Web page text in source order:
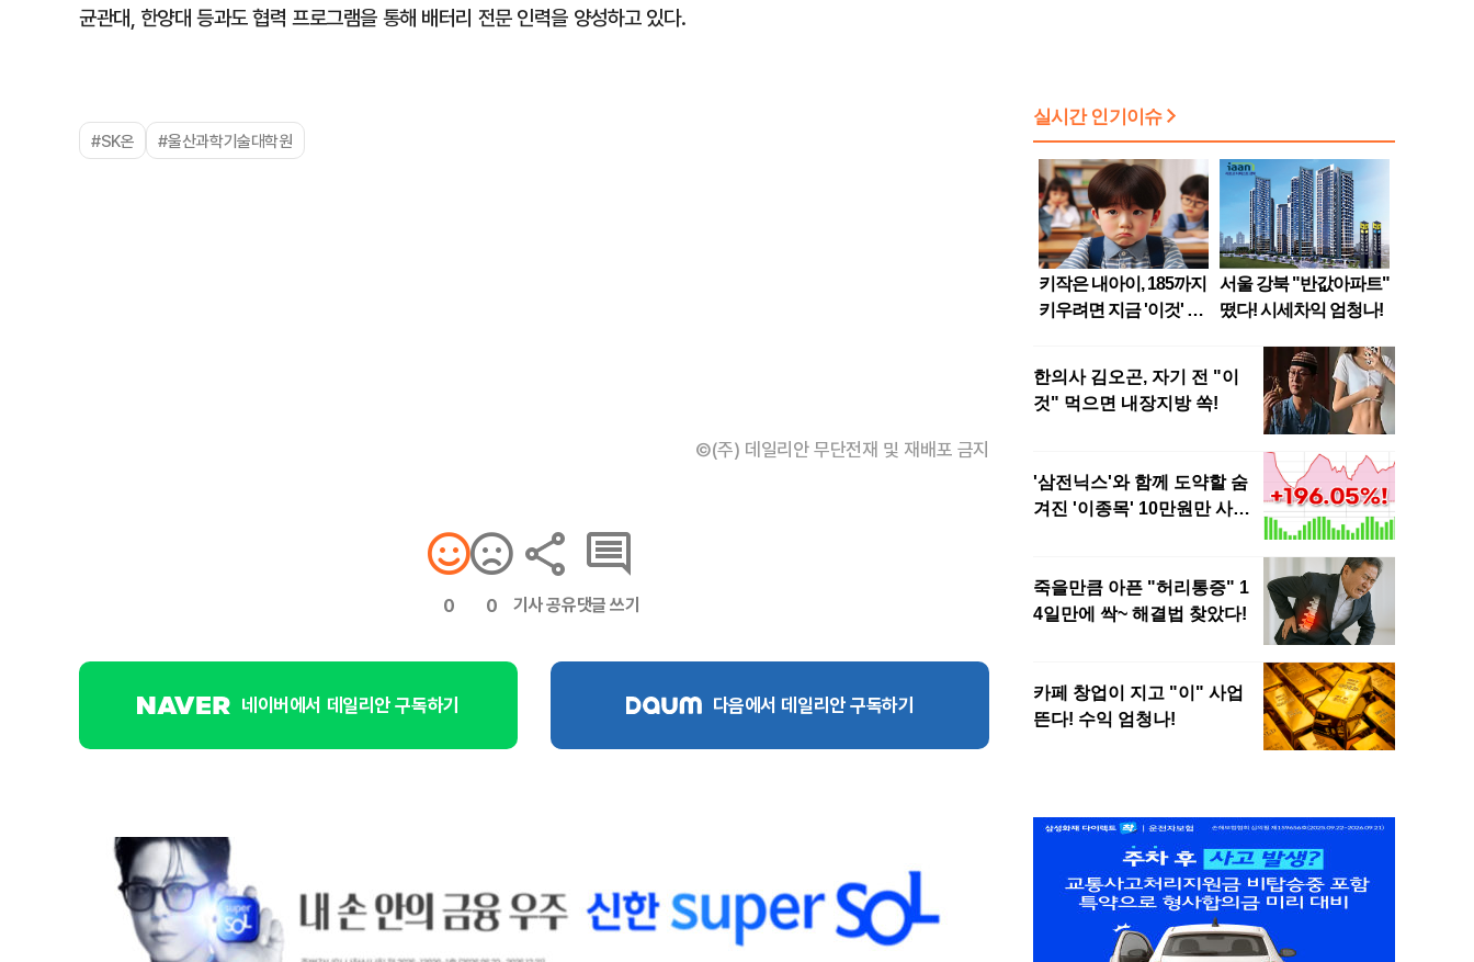
균관대, 한양대 등과도 협력 프로그램을 통해 배터리 전문 인력을 양성하고 있다.
#SK온 #울산과학기술대학원
©(주) 데일리안 무단전재 및 재배포 금지
0 0 기사 공유댓글 쓰기
네이버에서 데일리안 구독하기 다음에서 데일리안 구독하기